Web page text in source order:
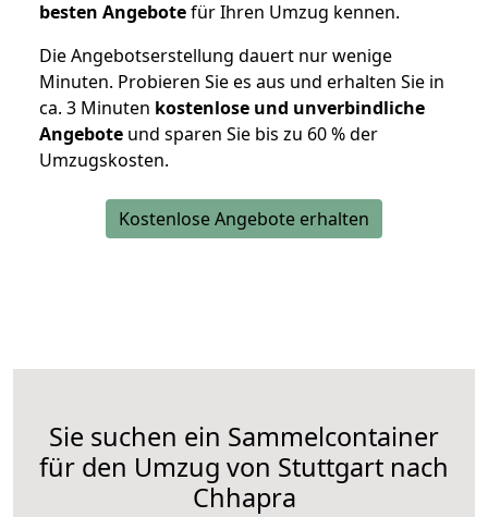
besten Angebotefür Ihren Umzug kennen.
Die Angebotserstellung dauert nur wenige
Minuten. Probieren Sie es aus und erhalten Sie in
ca. 3 Minuten kostenlose und unverbindliche
Angebote und sparen Sie bis zu 60 % der
Umzugskosten.
Kostenlose Angebote erhalten
Sie suchen ein Sammelcontainer
für den Umzug von Stuttgart nach
Chhapra